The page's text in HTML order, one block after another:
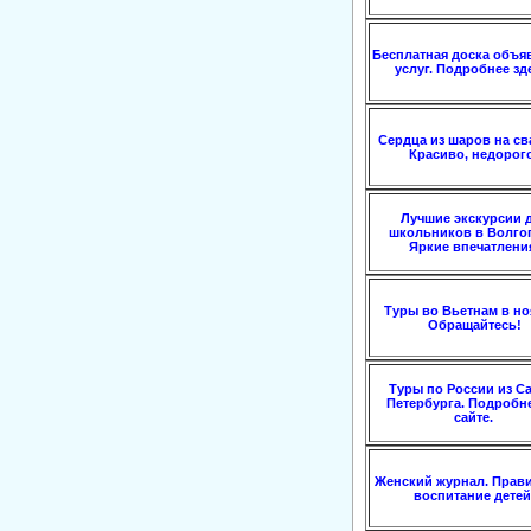
Бесплатная доска
услуг. Подробнее
Сердца из шаров на
Красиво,
Лучшие экскурсии
школьников в
Яркие
Туры во Вьетнам в
Обращайтесь!
Туры по России из
Петербурга.
сайте.
Женский журнал.
воспитание